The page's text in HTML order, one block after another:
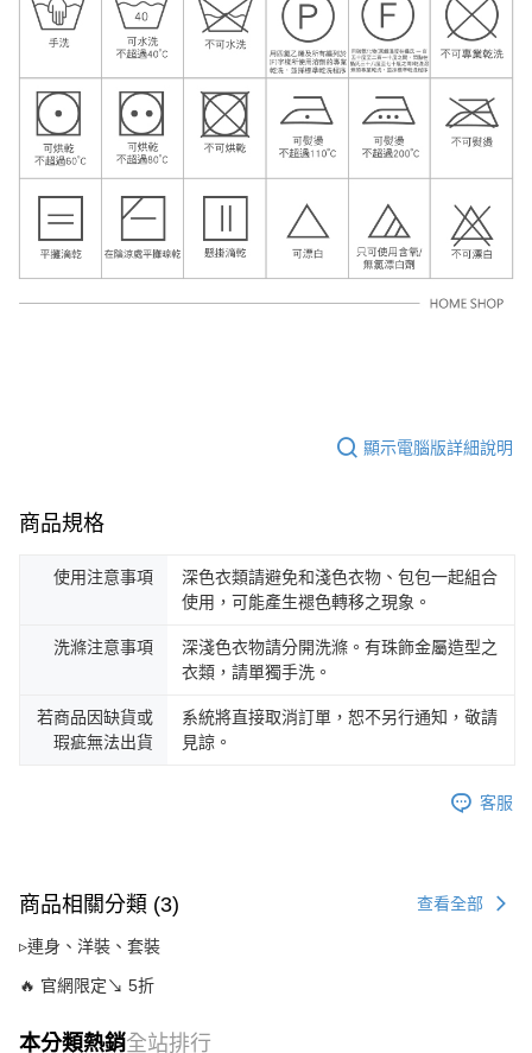
顯示電腦版詳細說明
商品規格
使用注意事項
深色衣類請避免和淺色衣物、包包一起組合
使用，可能產生褪色轉移之現象。
洗滌注意事項
深淺色衣物請分開洗滌。有珠飾金屬造型之
衣類，請單獨手洗。
若商品因缺貨或
瑕疵無法出貨
系統將直接取消訂單，恕不另行通知，敬請
見諒。
客服
商品相關分類 (3) 查看全部
▹連身、洋裝、套裝
🔥 官網限定↘ 5折
本分類熱銷全站排行